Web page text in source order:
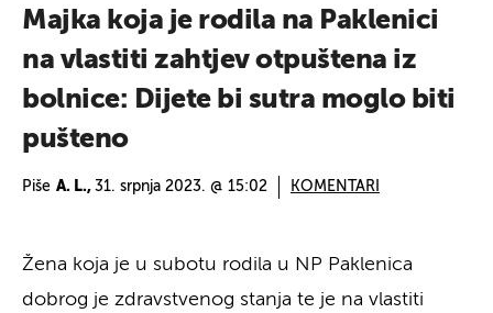
Majka koja je rodila na Paklenici
na vlastiti zahtjev otpuštena iz
bolnice: Dijete bi sutra moglo biti
pušteno
Piše A. L., 31. srpnja 2023. @ 15:02 KOMENTARI
Žena koja je u subotu rodila u NP Paklenica
dobrog je zdravstvenog stanja te je na vlastiti